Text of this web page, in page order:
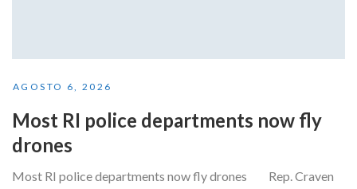
AGOSTO 6, 2026
Most RI police departments now fly
drones
Most RI police departments now fly drones Rep. Craven